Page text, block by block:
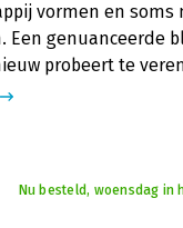
vormen en soms
Een genuanceerde
probeert te
Nu besteld, woensdag in